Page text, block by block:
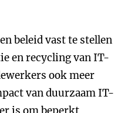
beleid vast te stellen
en recycling van IT-
ook meer
van duurzaam IT-